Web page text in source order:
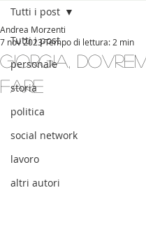
Tutti i post
personale
storia
politica
social network
lavoro
altri autori
Tutti i post
Giorgia,
fare
Andrea Morzenti
7 nov 2023Tempo di lettura: 2 min